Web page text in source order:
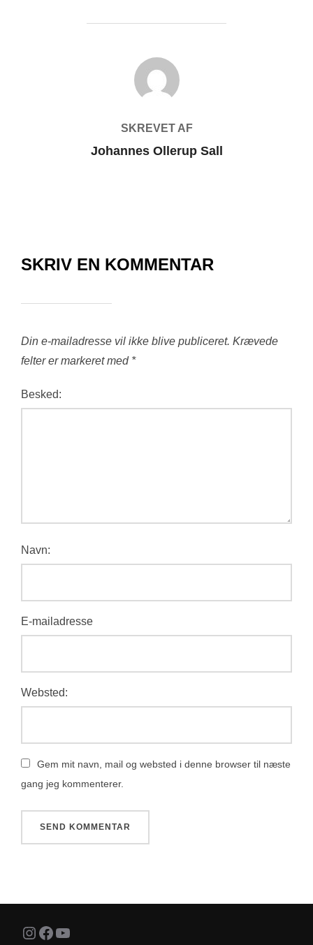
FORFATTER
SKREVET AF
Johannes Ollerup Sall
SKRIV EN KOMMENTAR
Din e-mailadresse vil ikke blive publiceret. Krævede
felter er markeret med *
Besked:
Navn:
E-mailadresse
Websted:
Gem mit navn, mail og websted i denne browser til næste
gang jeg kommenterer.
Instagram
Facebook
YouTube